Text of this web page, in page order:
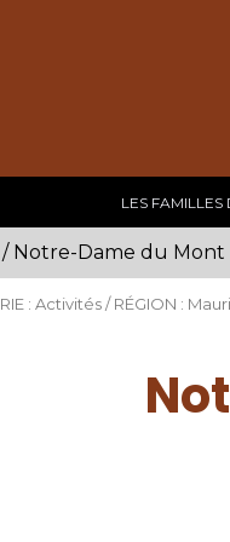
LES
/ Notre-Dame du Mont
: Activités / RÉGION :